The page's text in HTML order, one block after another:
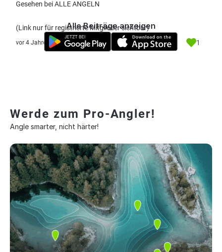
Gesehen bei ALLE ANGELN
(Link nur für registrierte Mitglieder sichtbar)
vor 4 Jahre 1
Alle Beiträge anzeigen
Werde zum Pro-Angler!
Angle smarter, nicht härter!